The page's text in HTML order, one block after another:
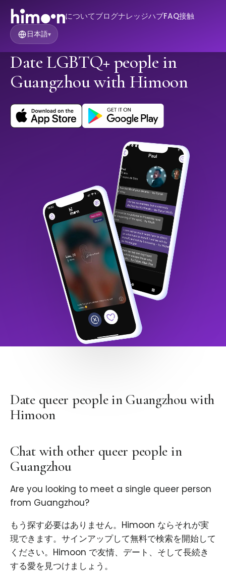
についてブログナレッジハブFAQ接触
日本語▾
Date LGBTQ+ people in
Guangzhou with Himoon
Date queer people in Guangzhou with
Himoon
Chat with other queer people in
Guangzhou
Are you looking to meet a single queer person
from Guangzhou?
もう探す必要はありません。Himoon ならそれが実
現できます。サインアップして無料で検索を開始して
ください。Himoon で友情、デート、そして長続き
する愛を見つけましょう。